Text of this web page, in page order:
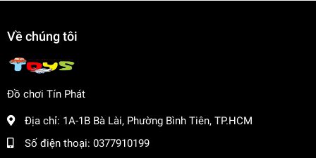
Về chúng tôi
Đồ chơi Tín Phát
Địa chỉ: 1A-1B Bà Lài, Phường Bình Tiên, TP.HCM
Số điện thoại: 0377910199